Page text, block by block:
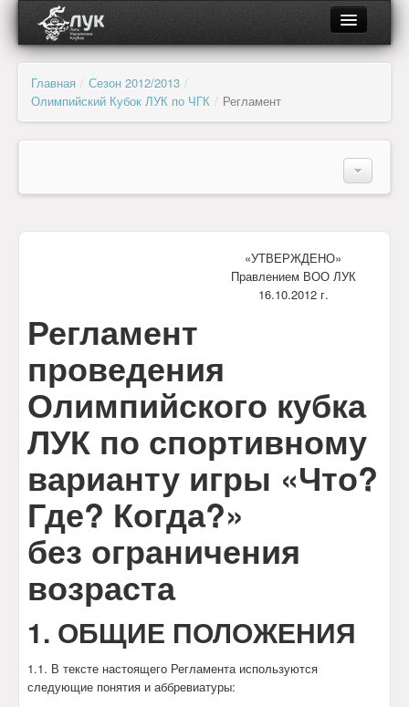
О ЛУК
Об организации
Региональные отделения
Партнёры
Новости
Календарь
Обратная связь
Главная / Сезон 2012/2013 /
Олимпийский Кубок ЛУК по ЧГК / Регламент
Участники
Анонсы
«УТВЕРЖДЕНО»
Правлением ВОО ЛУК
16.10.2012 г.
Регламент
проведения
Олимпийского кубка
ЛУК по спортивному
варианту игры «Что?
Где? Когда?»
без ограничения
возраста
1. ОБЩИЕ ПОЛОЖЕНИЯ
1.1. В тексте настоящего Регламента используются
следующие понятия и аббревиатуры: